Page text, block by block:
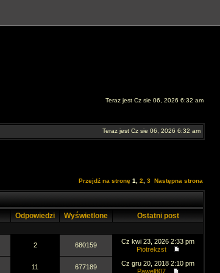
Teraz jest Cz sie 06, 2026 6:32 am
Teraz jest Cz sie 06, 2026 6:32 am
Przejdź na stronę 1 2 3 Następna strona
Odpowiedzi Wyświetlone Ostatni post
2 680159
Cz kwi 23, 2026 2:33 pm
Piotrekzst
11 677189
Cz gru 20, 2018 2:10 pm
Pawel807